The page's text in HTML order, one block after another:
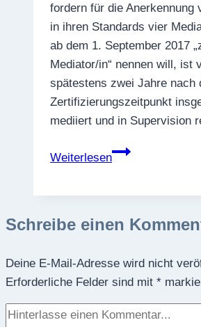
fordern für die Anerkennung
in ihren Standards vier
ab dem 1. September 2017
Mediator/in“ nennen will, ist
spätestens zwei Jahre nach
Zertifizierungszeitpunkt
mediiert und in Supervision
Weiterlesen
Zum
Mediation:
Mediatoren
braucht
das
Land?
Schreibe einen
Deine E-Mail-Adresse wird nicht
Erforderliche Felder sind mit *